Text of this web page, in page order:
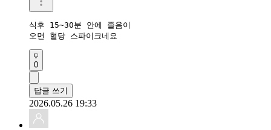
식후 15~30분 안에 졸음이
오면 혈당 스파이크네요
0
답글 쓰기
2026.05.26 19:33